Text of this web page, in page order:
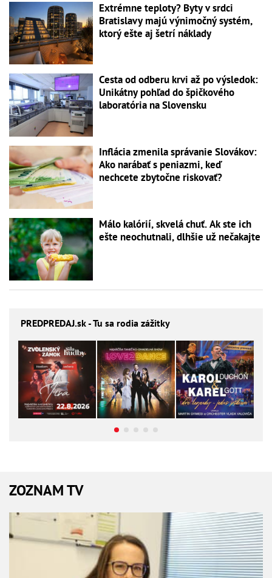
Extrémne teploty? Byty v srdci
Bratislavy majú výnimočný systém,
ktorý ešte aj šetrí náklady
Cesta od odberu krvi až po výsledok:
Unikátny pohľad do špičkového
laboratória na Slovensku
Inflácia zmenila správanie Slovákov:
Ako narábať s peniazmi, keď
nechcete zbytočne riskovať?
Málo kalórií, skvelá chuť. Ak ste ich
ešte neochutnali, dlhšie už nečakajte
PREDPREDAJ.sk - Tu sa rodia zážitky
ZOZNAM TV